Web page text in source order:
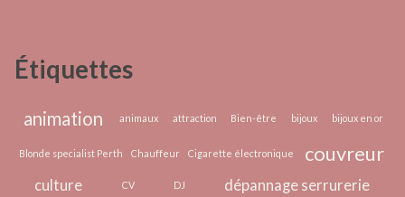
sport
Étiquettes
animation animaux attraction Bien-être bijoux bijoux en or
Blonde specialist Perth Chauffeur Cigarette électronique couvreur
culture CV DJ dépannage serrurerie